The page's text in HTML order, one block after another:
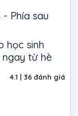
Phía sau
học sinh
ngay từ hè
4.1 | 36 đánh giá